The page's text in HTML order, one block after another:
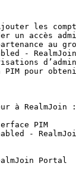
les
-
à RealmJoin :
PIM
-
Portal